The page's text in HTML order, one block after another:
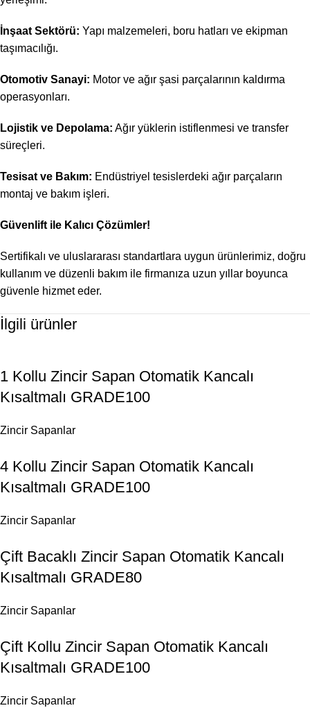
İnşaat Sektörü: Yapı malzemeleri, boru hatları ve ekipman
taşımacılığı.
Otomotiv Sanayi: Motor ve ağır şasi parçalarının kaldırma
operasyonları.
Lojistik ve Depolama: Ağır yüklerin istiflenmesi ve transfer
süreçleri.
Tesisat ve Bakım: Endüstriyel tesislerdeki ağır parçaların
montaj ve bakım işleri.
Güvenlift ile Kalıcı Çözümler!
Sertifikalı ve uluslararası standartlara uygun ürünlerimiz, doğru
kullanım ve düzenli bakım ile firmanıza uzun yıllar boyunca
güvenle hizmet eder.
İlgili ürünler
1 Kollu Zincir Sapan Otomatik Kancalı
Kısaltmalı GRADE100
Zincir Sapanlar
4 Kollu Zincir Sapan Otomatik Kancalı
Kısaltmalı GRADE100
Zincir Sapanlar
Çift Bacaklı Zincir Sapan Otomatik Kancalı
Kısaltmalı GRADE80
Zincir Sapanlar
Çift Kollu Zincir Sapan Otomatik Kancalı
Kısaltmalı GRADE100
Zincir Sapanlar